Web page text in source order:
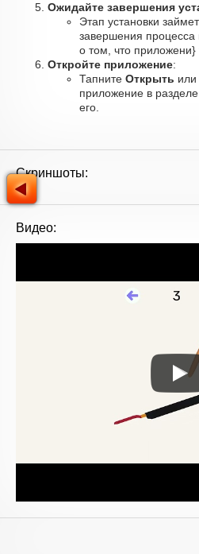
Ожидайте завершения
Этап установки
завершения
о том, что приложени}
Откройте приложение:
Тапните Открыть или
приложение в
его.
Скриншоты:
Видео: